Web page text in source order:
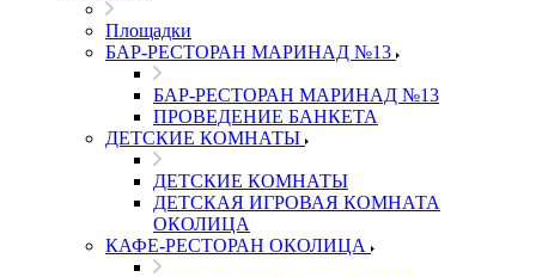
Площадки
БАР-РЕСТОРАН МАРИНАД №13
БАР-РЕСТОРАН МАРИНАД №13
ПРОВЕДЕНИЕ БАНКЕТА
ДЕТСКИЕ КОМНАТЫ
ДЕТСКИЕ КОМНАТЫ
ДЕТСКАЯ ИГРОВАЯ КОМНАТА
ОКОЛИЦА
КАФЕ-РЕСТОРАН ОКОЛИЦА